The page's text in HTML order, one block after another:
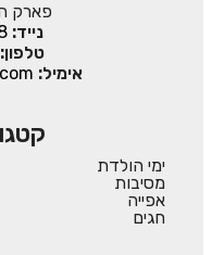
פארק
נייד:
טלפון:
אימיל:
ימי הולדת
מסיבות
אפייה
חגים